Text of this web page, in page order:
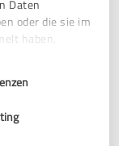
Daten
oder die sie im
haben.
strukturiert in